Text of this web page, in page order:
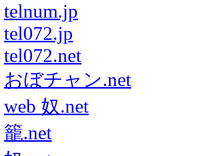
telnum.jp
tel072.jp
tel072.net
おぼチャン.net
web 奴.net
籠.net